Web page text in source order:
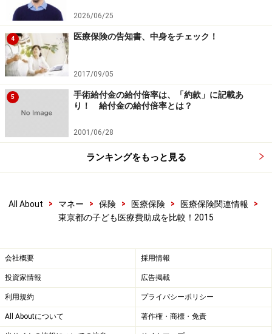
2026/06/25
4 医療保険の告知書、中身をチェック！
2017/09/05
5
手術給付金の給付倍率は、「約款」に記載あ
り！ 給付金の給付倍率とは？
2001/06/28
ランキングをもっと見る
All About > マネー > 保険 > 医療保険 > 医療保険関連情報
>
東京都の子ども医療費助成を比較！2015
会社概要 採用情報
投資家情報 広告掲載
利用規約 プライバシーポリシー
All Aboutについて 著作権・商標・免責